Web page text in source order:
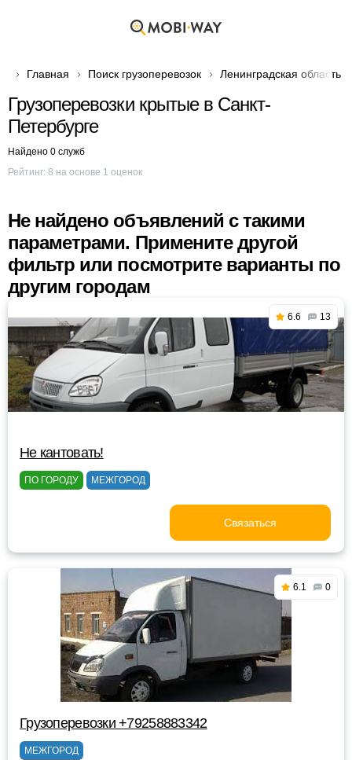
Главная Поиск грузоперевозок Ленинградская область
Грузоперевозки крытые в Санкт-
Петербурге
Найдено 0 служб
Рейтинг: 8 на основе 1 оценок
Не найдено объявлений с такими
параметрами. Примените другой
фильтр или посмотрите варианты по
другим городам
6.6 13
Не кантовать!
ПО ГОРОДУ МЕЖГОРОД
Связаться
6.1 0
Грузоперевозки +79258883342
МЕЖГОРОД